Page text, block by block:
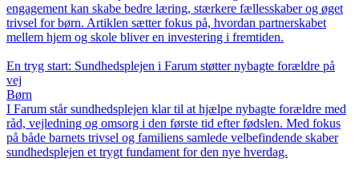
engagement kan skabe bedre læring, stærkere fællesskaber og øget
trivsel for børn. Artiklen sætter fokus på, hvordan partnerskabet
mellem hjem og skole bliver en investering i fremtiden.
En tryg start: Sundhedsplejen i Farum støtter nybagte forældre på
vej
Børn
I Farum står sundhedsplejen klar til at hjælpe nybagte forældre med
råd, vejledning og omsorg i den første tid efter fødslen. Med fokus
på både barnets trivsel og familiens samlede velbefindende skaber
sundhedsplejen et trygt fundament for den nye hverdag.